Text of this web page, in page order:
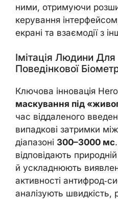
ними, отримуючи
керування
екрані та взаємодії з
Імітація Людини
Поведінкової
Ключова інновація
маскування під
час віддаленого
випадкові затримки
діапазоні 300–3000 мс
відповідають
й ускладнюють
активності
аналізують швидкість,